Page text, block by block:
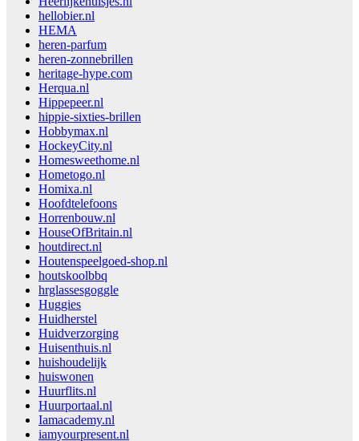
hellobier.nl
HEMA
heren-parfum
heren-zonnebrillen
heritage-hype.com
Herqua.nl
Hippepeer.nl
hippie-sixties-brillen
Hobbymax.nl
HockeyCity.nl
Homesweethome.nl
Hometogo.nl
Homixa.nl
Hoofdtelefoons
Horrenbouw.nl
HouseOfBritain.nl
houtdirect.nl
Houtenspeelgoed-shop.nl
houtskoolbbq
hrglassesgoggle
Huggies
Huidherstel
Huidverzorging
Huisenthuis.nl
huishoudelijk
huiswonen
Huurflits.nl
Huurportaal.nl
Iamacademy.nl
iamyourpresent.nl